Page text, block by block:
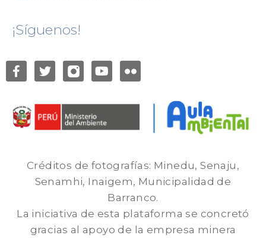
¡Síguenos!
Créditos de fotografías: Minedu, Senaju,
Senamhi, Inaigem, Municipalidad de
Barranco.
La iniciativa de esta plataforma se concretó
gracias al apoyo de la empresa minera